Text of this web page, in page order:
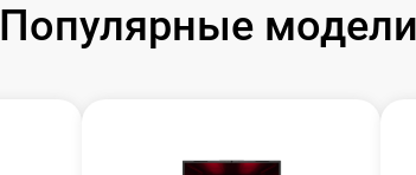
Популярные